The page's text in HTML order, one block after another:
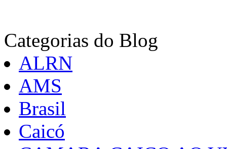
Categorias do Blog
ALRN
AMS
Brasil
Caicó